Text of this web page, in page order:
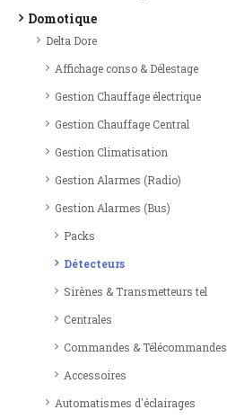
Domotique
Delta Dore
Affichage conso & Délestage
Gestion Chauffage électrique
Gestion Chauffage Central
Gestion Climatisation
Gestion Alarmes (Radio)
Gestion Alarmes (Bus)
Packs
Détecteurs
Sirènes & Transmetteurs tel
Centrales
Commandes & Télécommandes
Accessoires
Automatismes d'éclairages